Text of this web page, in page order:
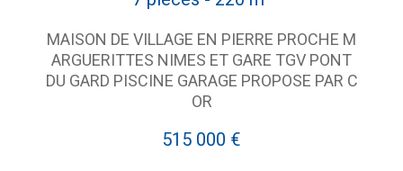
MAISON DE VILLAGE EN PIERRE PROCHE M
ARGUERITTES NIMES ET GARE TGV PONT
DU GARD PISCINE GARAGE PROPOSE PAR C
OR
515 000 €